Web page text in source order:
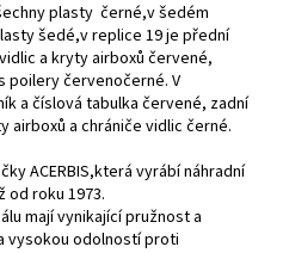
plasty černé,v šedém
šedé,v replice 19 je přední
a kryty airboxů červené,
poilery červenočerné. V
a číslová tabulka červené, zadní
a chrániče vidlic černé.
ACERBIS,která vyrábí náhradní
roku 1973.
mají vynikající pružnost a
vysokou odolností proti